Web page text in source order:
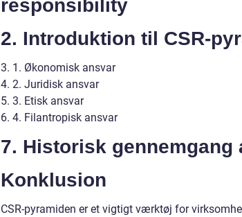
responsibility
2. Introduktion til CSR-
3. 1. Økonomisk ansvar
4. 2. Juridisk ansvar
5. 3. Etisk ansvar
6. 4. Filantropisk ansvar
7. Historisk gennemgang
Konklusion
CSR-pyramiden er et vigtigt værktøj for